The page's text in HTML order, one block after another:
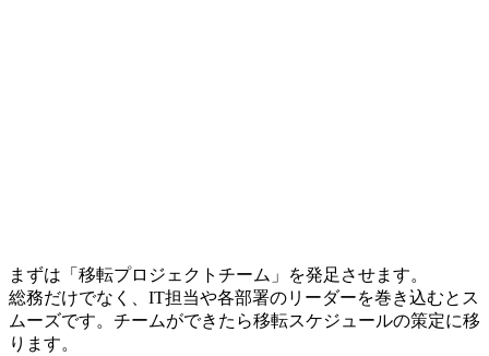
まずは「移転プロジェクトチーム」を発足させます。
総務だけでなく、IT担当や各部署のリーダーを巻き込むとス
ムーズです。チームができたら移転スケジュールの策定に移
ります。